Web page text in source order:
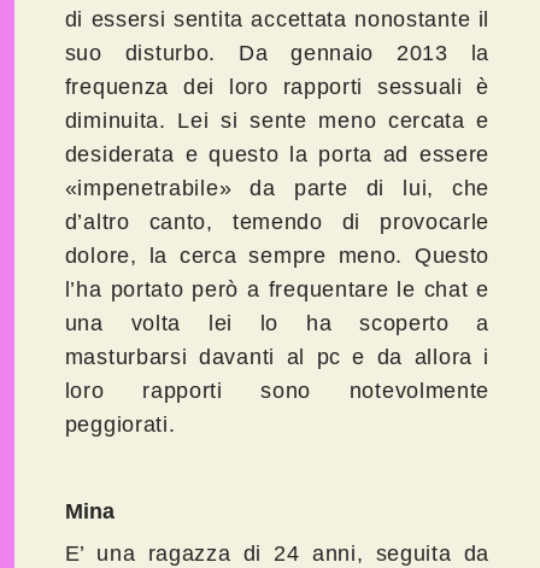
di essersi sentita accettata nonostante il
suo disturbo. Da gennaio 2013 la
frequenza dei loro rapporti sessuali è
diminuita. Lei si sente meno cercata e
desiderata e questo la porta ad essere
«impenetrabile» da parte di lui, che
d’altro canto, temendo di provocarle
dolore, la cerca sempre meno. Questo
l’ha portato però a frequentare le chat e
una volta lei lo ha scoperto a
masturbarsi davanti al pc e da allora i
loro rapporti sono notevolmente
peggiorati.
Mina
E’ una ragazza di 24 anni, seguita da